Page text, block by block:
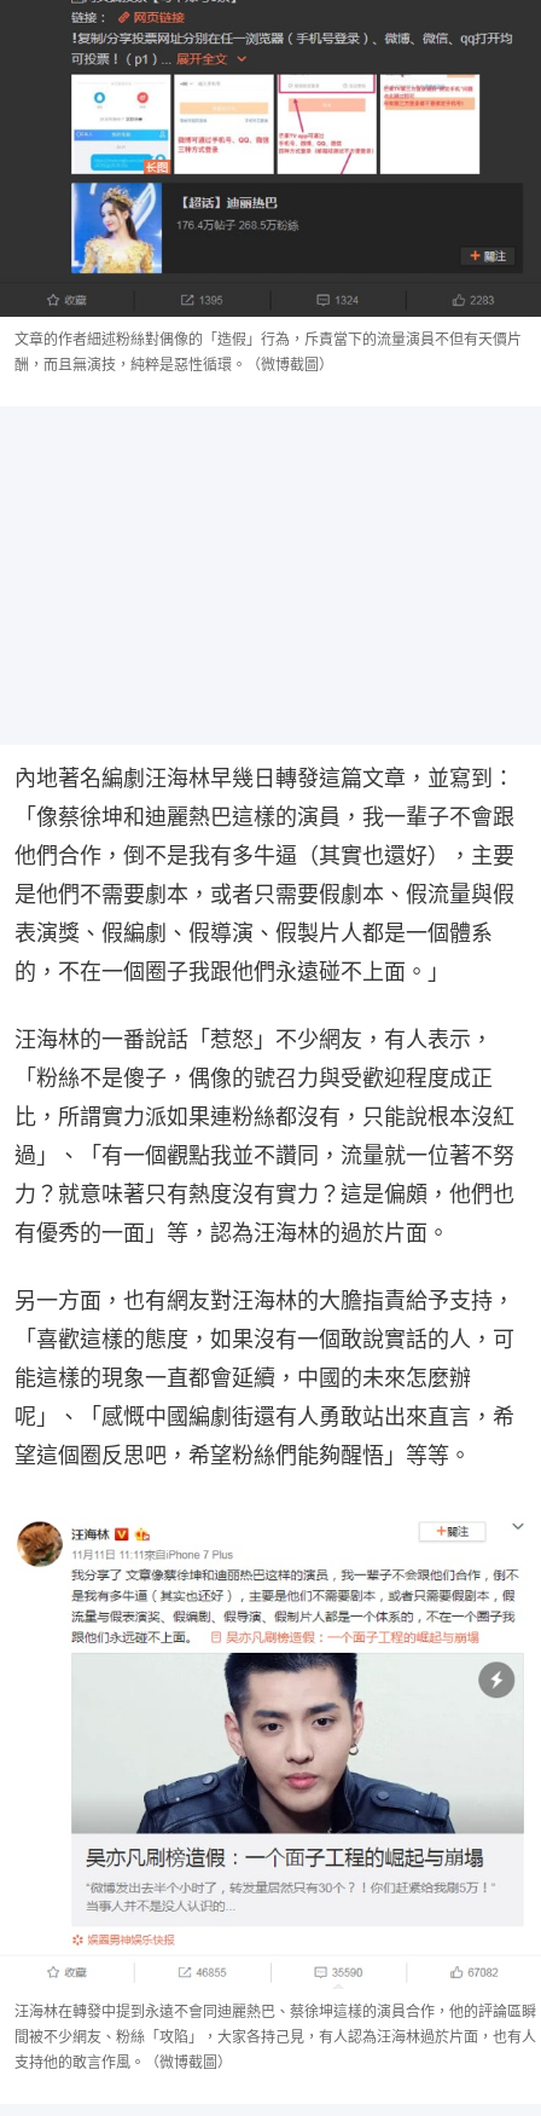
文章的作者細述粉絲對偶像的「造假」行為，斥責當下的流量演員不但有天價片
酬，而且無演技，純粹是惡性循環。（微博截圖）
內地著名編劇汪海林早幾日轉發這篇文章，並寫到：
「像蔡徐坤和迪麗熱巴這樣的演員，我一輩子不會跟
他們合作，倒不是我有多牛逼（其實也還好），主要
是他們不需要劇本，或者只需要假劇本、假流量與假
表演獎、假編劇、假導演、假製片人都是一個體系
的，不在一個圈子我跟他們永遠碰不上面。」
汪海林的一番說話「惹怒」不少網友，有人表示，
「粉絲不是傻子，偶像的號召力與受歡迎程度成正
比，所謂實力派如果連粉絲都沒有，只能說根本沒紅
過」、「有一個觀點我並不讚同，流量就一位著不努
力？就意味著只有熱度沒有實力？這是偏頗，他們也
有優秀的一面」等，認為汪海林的過於片面。
另一方面，也有網友對汪海林的大膽指責給予支持，
「喜歡這樣的態度，如果沒有一個敢說實話的人，可
能這樣的現象一直都會延續，中國的未來怎麼辦
呢」、「感慨中國編劇街還有人勇敢站出來直言，希
望這個圈反思吧，希望粉絲們能夠醒悟」等等。
汪海林在轉發中提到永遠不會同迪麗熱巴、蔡徐坤這樣的演員合作，他的評論區瞬
間被不少網友、粉絲「攻陷」，大家各持己見，有人認為汪海林過於片面，也有人
支持他的敢言作風。（微博截圖）